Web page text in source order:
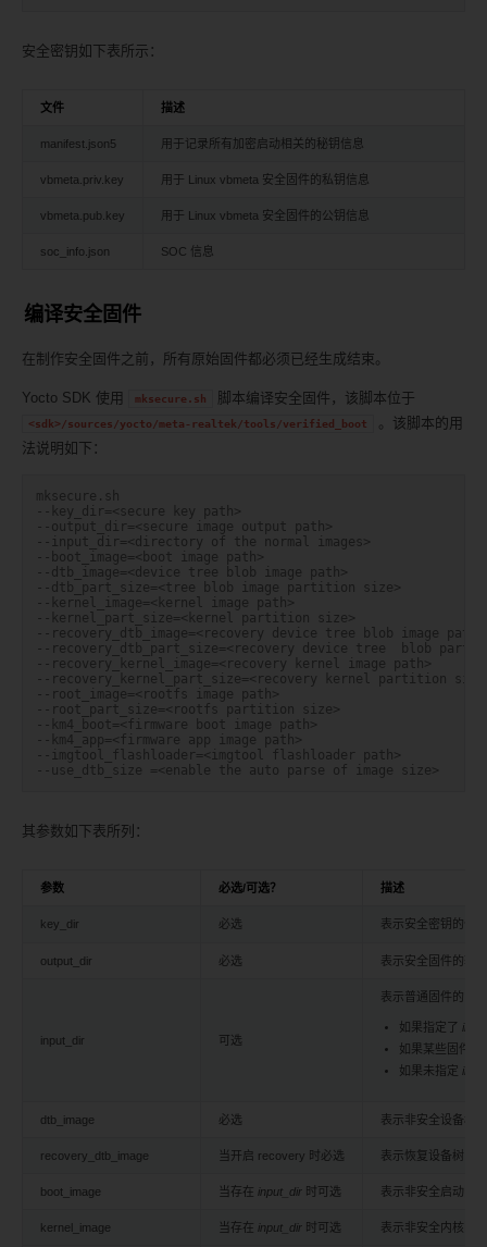
安全密钥如下表所示：
文件 描述
manifest.json5 用于记录所有加密启动相关的秘钥信息
vbmeta.priv.key 用于 Linux vbmeta 安全固件的私钥信息
vbmeta.pub.key 用于 Linux vbmeta 安全固件的公钥信息
soc_info.json SOC 信息
编译安全固件
在制作安全固件之前，所有原始固件都必须已经生成结束。
Yocto SDK 使用 mksecure.sh 脚本编译安全固件，该脚本位于
<sdk>/sources/yocto/meta-realtek/tools/verified_boot
。该脚本的用
法说明如下：
mksecure.sh
--key_dir=<secure key path>
--output_dir=<secure image output path>
--input_dir=<directory of the normal images>
--boot_image=<boot image path>
--dtb_image=<device tree blob image path>
--dtb_part_size=<tree blob image partition size>
--kernel_image=<kernel image path>
--kernel_part_size=<kernel partition size>
--recovery_dtb_image=<recovery device tree blob image path>
--recovery_dtb_part_size=<recovery device tree  blob
--recovery_kernel_image=<recovery kernel image path>
--recovery_kernel_part_size=<recovery kernel partition
--root_image=<rootfs image path>
--root_part_size=<rootfs partition size>
--km4_boot=<firmware boot image path>
--km4_app=<firmware app image path>
--imgtool_flashloader=<imgtool flashloader path>
--use_dtb_size =<enable the auto parse of image size>
其参数如下表所列：
参数 必选/可选？ 描述
key_dir 必选 表示安全密钥的位
output_dir 必选 表示安全固件的输
input_dir 可选
表示普通固件的目
如果指定了
如果某些固件
如果未指定
dtb_image 必选 表示非安全设备树
recovery_dtb_image 当开启 recovery 时必选 表示恢复设备树
boot_image 当存在 input_dir 时可选 表示非安全启动固
kernel_image 当存在 input_dir 时可选 表示非安全内核固